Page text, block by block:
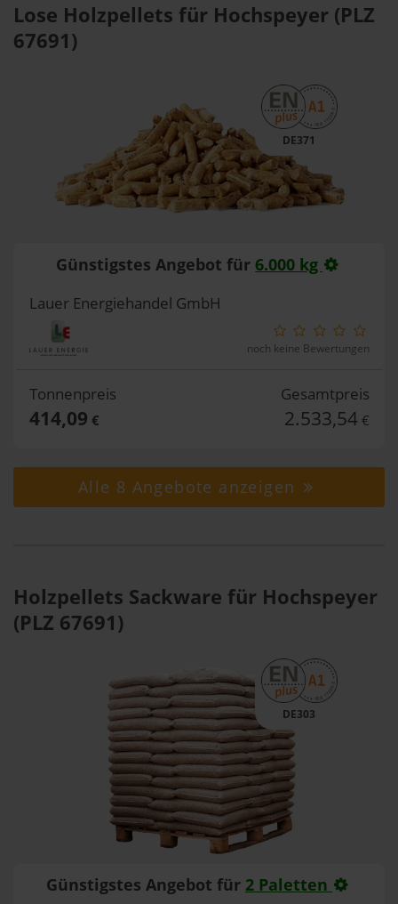
Lose Holzpellets für Hochspeyer (PLZ
67691)
DE371
Günstigstes Angebot für 6.000 kg
Lauer Energiehandel GmbH
noch keine Bewertungen
Tonnenpreis
414,09 €
Gesamtpreis
2.533,54 €
Alle 8 Angebote anzeigen
Holzpellets Sackware für Hochspeyer
(PLZ 67691)
DE303
Günstigstes Angebot für 2 Paletten